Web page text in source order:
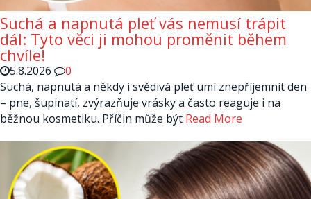
Suchá a napnutá pleť vás nemusí trápit
dál: Tyto věci ji mohou proměnit během
chvíle!
5.8.2026
0
Suchá, napnutá a někdy i svědivá pleť umí znepříjemnit den
– pne, šupinatí, zvýrazňuje vrásky a často reaguje i na
běžnou kosmetiku. Příčin může být Read More